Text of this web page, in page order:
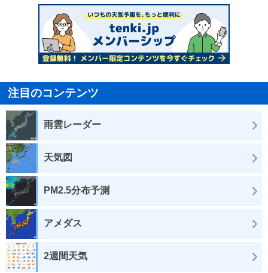
注目のコンテンツ
雨雲レーダー
天気図
PM2.5分布予測
アメダス
2週間天気